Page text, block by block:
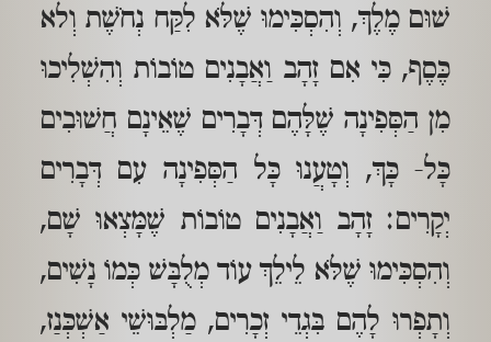
שׁוּם מֶלֶךְ, וְהִסְכִּימוּ שֶׁלֹּא לִקַּח נְחֹשֶׁת וְלא
כֶּסֶף, כִּי אִם זָהָב וַאֲבָנִים טוֹבוֹת וְהִשְׁלִיכוּ
מִן הַסְּפִינָה שֶׁלָּהֶם דְּבָרִים שֶׁאֵינָם חֲשׁוּבִים
כָּל- כָּךְ, וְטָעֲנוּ כָּל הַסְּפִינָה עִם דְּבָרִים
יְקָרִים: זָהָב וַאֲבָנִים טוֹבוֹת שֶׁמָּצְאוּ שָׁם,
וְהִסְכִּימוּ שֶׁלֹּא לֵילֵךְ עוֹד מְלֻבָּשׁ כְּמוֹ נָשִׁים,
וְתָפְרוּ לָהֶם בִּגְדֵי זְכָרִים, מַלְבּוּשֵׁי אַשְׁכְּנַז,